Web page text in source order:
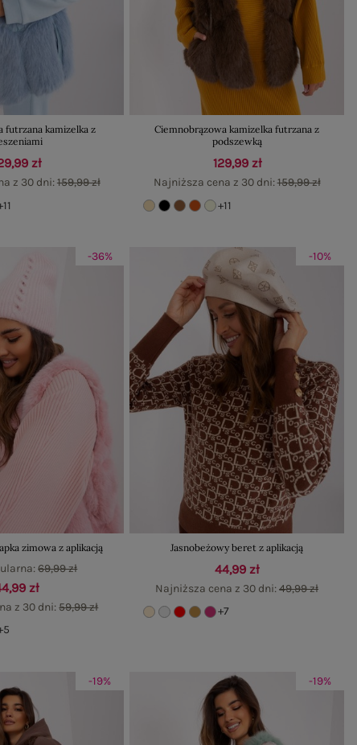
futrzana kamizelka z
zł
z 30 dni:159,99 zł
Ciemnobrązowa kamizelka futrzana z
podszewką
129,99 zł
Najniższa cena z 30 dni:159,99 zł
+11
-36%
zimowa z aplikacją
zł
z 30 dni:59,99 zł
69,99 zł
-10%
Jasnobeżowy beret z aplikacją
44,99 zł
Najniższa cena z 30 dni:49,99 zł
+7
-19% -19%